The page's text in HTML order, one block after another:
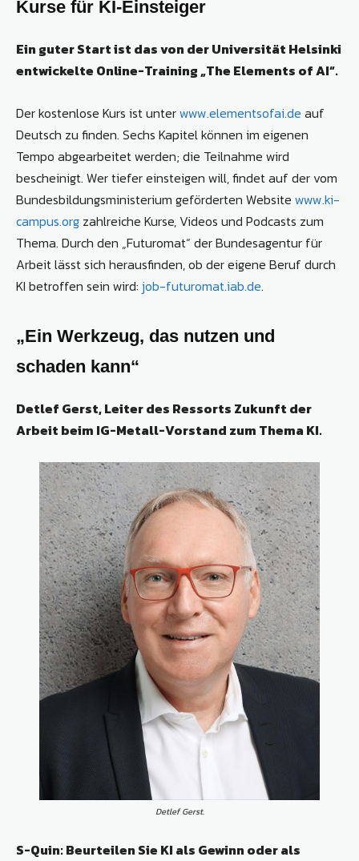
Kurse für KI-Einsteiger
Ein guter Start ist das von der Universität Helsinki
entwickelte Online-Training „The Elements of AI“.
Der kostenlose Kurs ist unterwww.elementsofai.de auf
Deutsch zu finden. Sechs Kapitel können im eigenen
Tempo abgearbeitet werden; die Teilnahme wird
bescheinigt. Wer tiefer einsteigen will, findet auf der vom
Bundesbildungsministerium geförderten Website www.ki-
campus.org zahlreiche Kurse, Videos und Podcasts zum
Thema. Durch den „Futuromat“ der Bundesagentur für
Arbeit lässt sich herausfinden, ob der eigene Beruf durch
KI betroffen sein wird: job-futuromat.iab.de.
„Ein Werkzeug, das nutzen und
schaden kann“
Detlef Gerst, Leiter des Ressorts Zukunft der
Arbeit beim IG-Metall-Vorstand zum Thema KI.
Detlef Gerst.
S-Quin:Beurteilen Sie KI als Gewinn oder als